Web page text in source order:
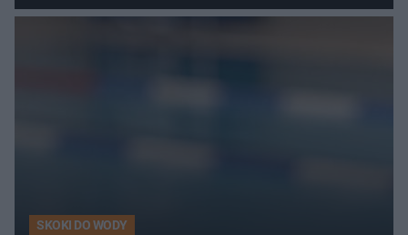
SKOKI DO WODY